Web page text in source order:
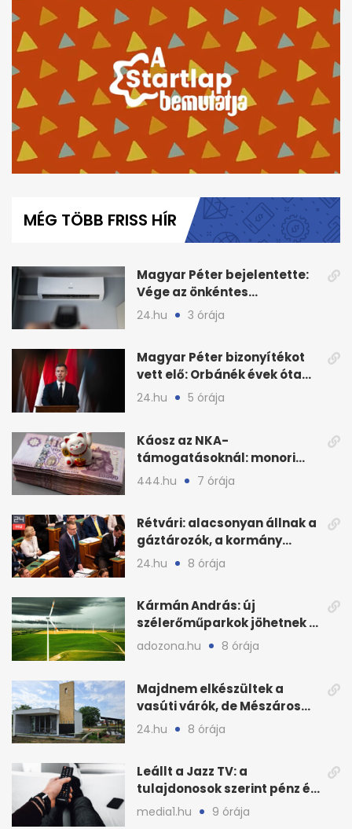
minutes,
MÉG TÖBB FRISS HÍR
Magyar Péter bejelentette:
Vége az önkéntes
fogyasztáscsökkentésnek
24.hu 3 órája
Magyar Péter bizonyítékot
vett elő: Orbánék évek óta
tudtak az energiarendszer
összeomlásáról
24.hu 5 órája
Káosz az NKA-
támogatásoknál: monori
civilek elszámolásai és
444.hu 7 órája
Rétvári: alacsonyan állnak a
gáztározók, a kormány
válságról válságra jut
24.hu 8 órája
Kármán András: új
szélerőműparkok jöhetnek a
kormányülés döntése
adozona.hu 8 órája
Majdnem elkészültek a
vasúti várók, de Mészáros
bizalmasa leromboltatja
24.hu 8 órája
Leállt a Jazz TV: a
tulajdonosok szerint pénz és
szabályok döntöttek
media1.hu 9 órája